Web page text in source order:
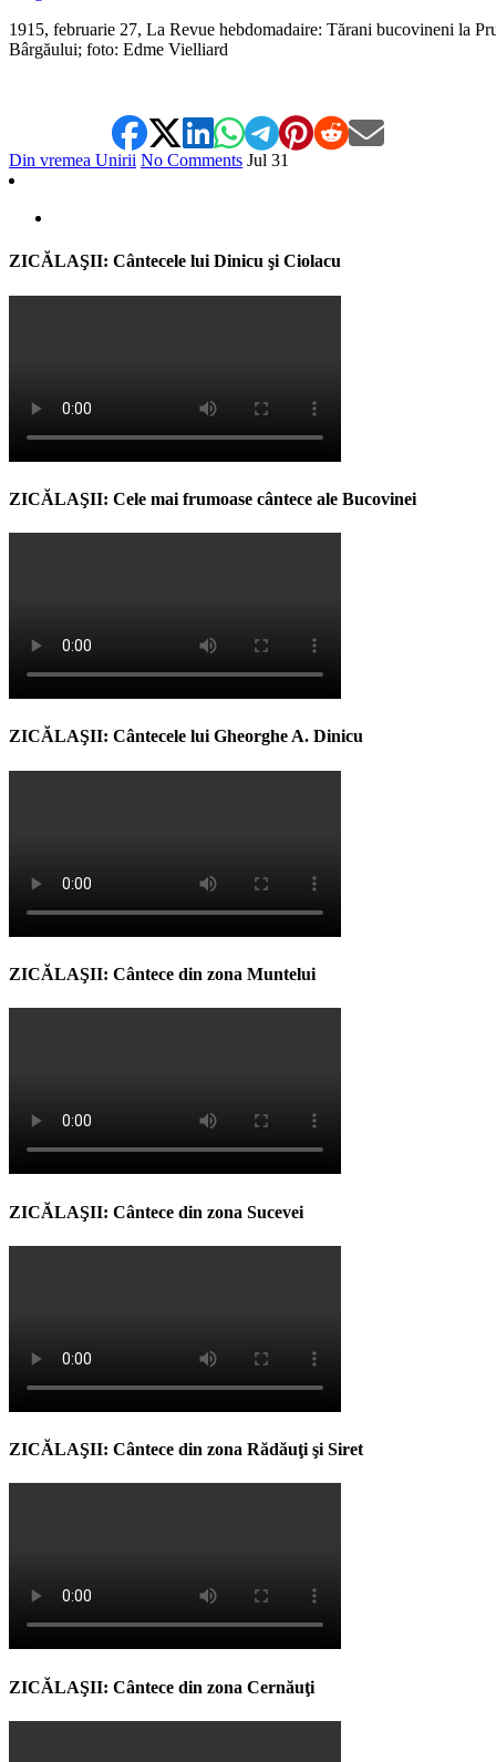
1915, februarie 27, La Revue hebdomadaire: Tărani bucovineni la
Bârgăului; foto: Edme Vielliard
Din vremea Unirii No Comments Jul 31
ZICĂLAŞII: Cântecele lui Dinicu şi Ciolacu
ZICĂLAŞII: Cele mai frumoase cântece ale Bucovinei
ZICĂLAŞII: Cântecele lui Gheorghe A. Dinicu
ZICĂLAŞII: Cântece din zona Muntelui
ZICĂLAŞII: Cântece din zona Sucevei
ZICĂLAŞII: Cântece din zona Rădăuţi şi Siret
ZICĂLAŞII: Cântece din zona Cernăuţi